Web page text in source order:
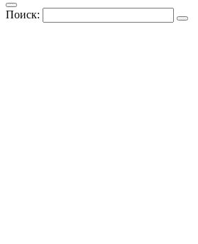
Поиск: